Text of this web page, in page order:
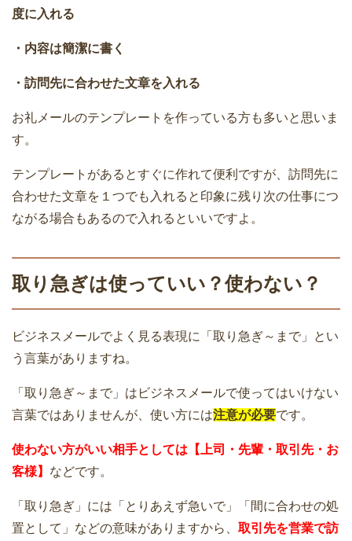
度に入れる
・内容は簡潔に書く
・訪問先に合わせた文章を入れる
お礼メールのテンプレートを作っている方も多いと思いま
す。
テンプレートがあるとすぐに作れて便利ですが、訪問先に
合わせた文章を１つでも入れると印象に残り次の仕事につ
ながる場合もあるので入れるといいですよ。
取り急ぎは使っていい？使わない？
ビジネスメールでよく見る表現に「取り急ぎ～まで」とい
う言葉がありますね。
「取り急ぎ～まで」はビジネスメールで使ってはいけない
言葉ではありませんが、使い方には注意が必要です。
使わない方がいい相手としては【上司・先輩・取引先・お
客様】 などです。
「取り急ぎ」には「とりあえず急いで」「間に合わせの処
置として」などの意味がありますから、 取引先を営業で訪